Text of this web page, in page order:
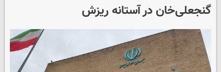
گنجعلی‌خان در آستانه ریزش